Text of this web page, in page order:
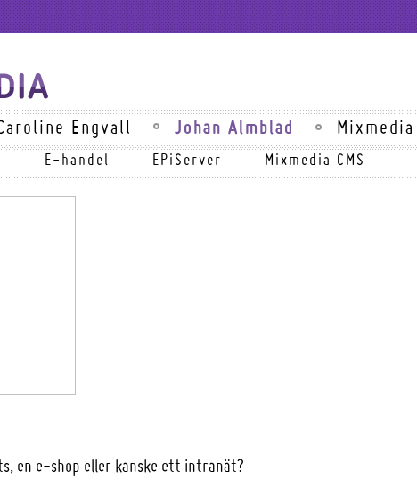
Engvall Johan Almblad Mixmedia
E-handel EPiServer Mixmedia CMS
en e-shop eller kanske ett intranät?